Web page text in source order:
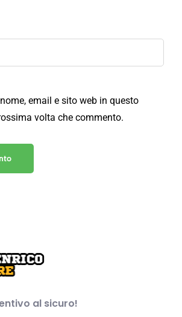
email e sito web in questo
volta che commento.
al sicuro!